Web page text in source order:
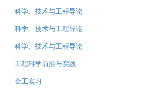
科学、技术与工程导论
科学、技术与工程导论
科学、技术与工程导论
工程科学前沿与实践
金工实习